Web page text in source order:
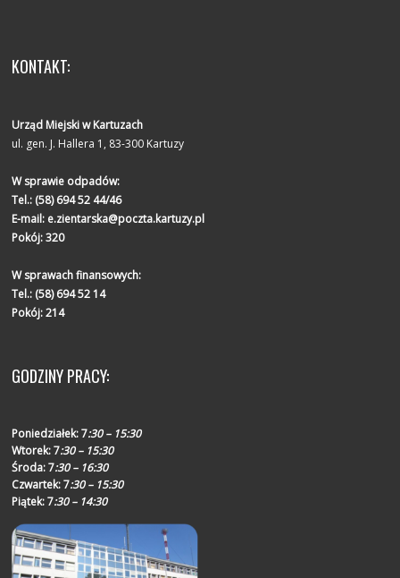
KONTAKT:
Urząd Miejski w Kartuzach
ul. gen. J. Hallera 1, 83-300 Kartuzy
W sprawie odpadów:
Tel.: (58) 694 52 44/46
E-mail: e.zientarska@poczta.kartuzy.pl
Pokój: 320
W sprawach finansowych:
Tel.: (58) 694 52 14
Pokój: 214
GODZINY PRACY:
Poniedziałek:7:30 – 15:30
Wtorek:7:30 – 15:30
Środa:7:30 – 16:30
Czwartek:7:30 – 15:30
Piątek:7:30 – 14:30